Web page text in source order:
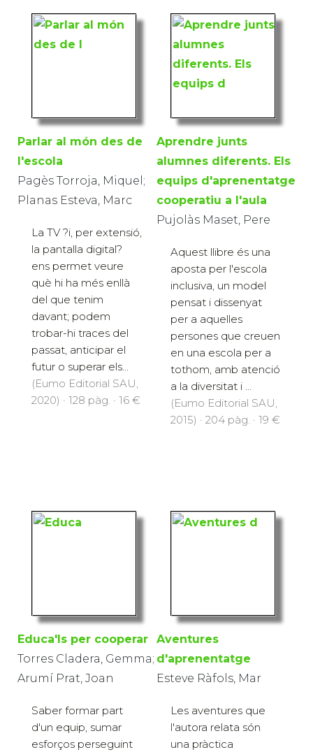
Parlar al món des de
l'escola
Pagès Torroja, Miquel;
Planas Esteva, Marc
La TV ?i, per extensió,
la pantalla digital?
ens permet veure
què hi ha més enllà
del que tenim
davant; podem
trobar-hi traces del
passat, anticipar el
futur o superar els...
(Eumo Editorial SAU,
2020) · 128 pàg. · 16 €
Aprendre junts
alumnes diferents. Els
equips d'aprenentatge
cooperatiu a l'aula
Pujolàs Maset, Pere
Aquest llibre és una
aposta per l'escola
inclusiva, un model
pensat i dissenyat
per a aquelles
persones que creuen
en una escola per a
tothom, amb atenció
a la diversitat i ...
(Eumo Editorial SAU,
2015) · 204 pàg. · 19 €
Educa'ls per cooperar
Torres Cladera, Gemma;
Arumí Prat, Joan
Saber formar part
d'un equip, sumar
esforços perseguint
Aventures
d'aprenentatge
Esteve Ràfols, Mar
Les aventures que
l'autora relata són
una pràctica